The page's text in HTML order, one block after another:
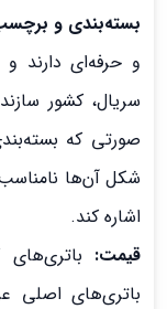
بسته‌بندی و
و حرفه‌ای دارند
سریال، کشور
صورتی که
شکل آن‌ها
اشاره کند.
قیمت: باتری‌های
باتری‌های اصلی